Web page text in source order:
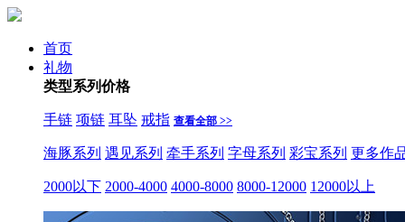
首页
礼物
类型系列价格
手链 项链 耳坠 戒指 查看全部 >>
海豚系列 遇见系列 牵手系列 字母系列 彩宝系列 更多作
2000以下 2000-4000 4000-8000 8000-12000 12000以上